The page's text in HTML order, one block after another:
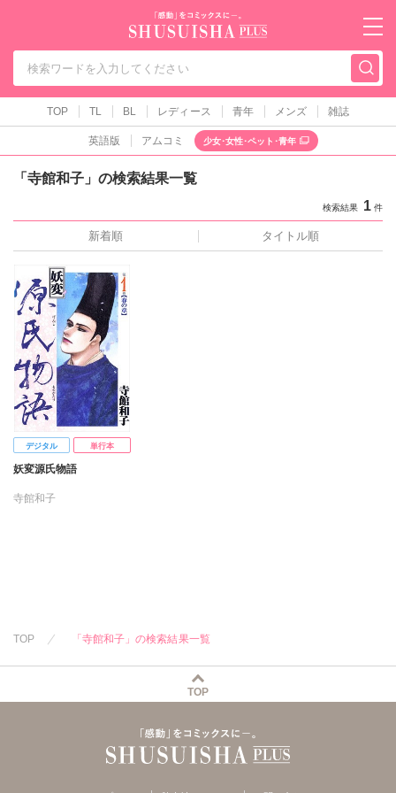
秋水社PLUS（テ
TOP TL BL レディース 青年 メンズ 雑誌
英語版 アムコミ 少女･女性･ペット･青年
「寺館和子」の検索結果一覧
検索結果 1 件
新着順 タイトル順
デジタル 単行本
妖変源氏物語
寺館和子
TOP 「寺館和子」の検索結果一覧
TOP